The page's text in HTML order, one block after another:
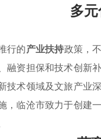
多
行的产业扶持政策，
融资担保和技术创新
技术领域及文旅产业
，临沧市致力于创建